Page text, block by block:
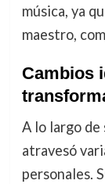
música, ya
maestro,
Cambios
A lo largo de
atravesó
personales.